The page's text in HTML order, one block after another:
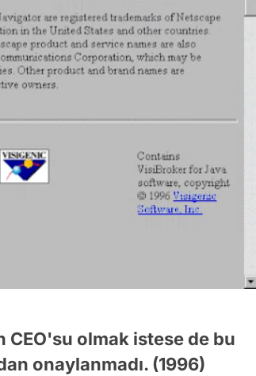
olmak istese de bu
onaylanmadı. (1996)